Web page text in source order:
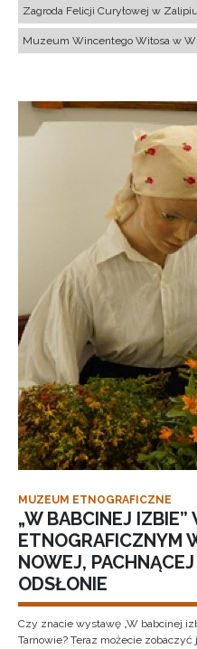
Zagroda Felicji Curyłowej w
Muzeum Wincentego Witosa w
MUZEUM ETNOGRAFICZNE
„W BABCINEJ IZBIE”
ETNOGRAFICZNYM
NOWEJ,
ODSŁONIE
Czy znacie wystawę „W babcinej
Tarnowie? Teraz możecie